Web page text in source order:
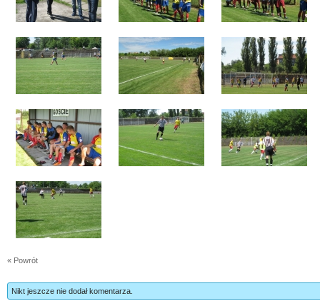
« Powrót
Nikt jeszcze nie dodał komentarza.